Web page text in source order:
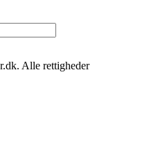
Alle rettigheder